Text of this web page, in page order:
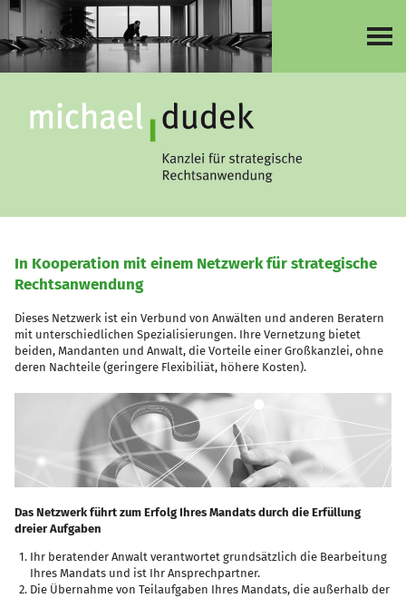
In Kooperation mit einem Netzwerk für strategische
Rechtsanwendung
Dieses Netzwerk ist ein Verbund von Anwälten und anderen Beratern
mit unterschiedlichen Spezialisierungen. Ihre Vernetzung bietet
beiden, Mandanten und Anwalt, die Vorteile einer Großkanzlei, ohne
deren Nachteile (geringere Flexibiliät, höhere Kosten).
Das Netzwerk führt zum Erfolg Ihres Mandats durch die Erfüllung
dreier Aufgaben
Ihr beratender Anwalt verantwortet grundsätzlich die Bearbeitung
Ihres Mandats und ist Ihr Ansprechpartner.
Die Übernahme von Teilaufgaben Ihres Mandats, die außerhalb der